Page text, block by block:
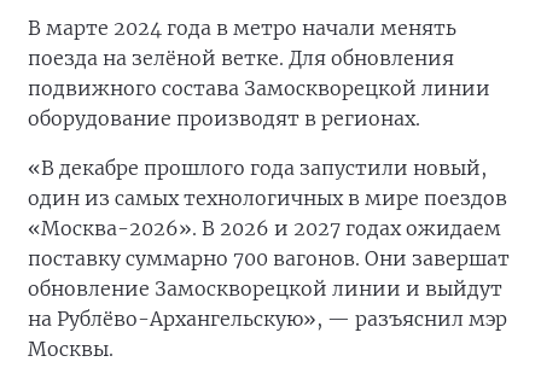
В марте 2024 года в метро начали менять
поезда на зелёной ветке. Для обновления
подвижного состава Замоскворецкой линии
оборудование производят в регионах.
«В декабре прошлого года запустили новый,
один из самых технологичных в мире поездов
«Москва-2026». В 2026 и 2027 годах ожидаем
поставку суммарно 700 вагонов. Они завершат
обновление Замоскворецкой линии и выйдут
на Рублёво-Архангельскую», — разъяснил мэр
Москвы.